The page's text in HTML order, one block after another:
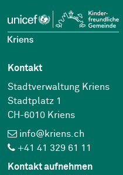
Kontakt
Stadtverwaltung Kriens
Stadtplatz 1
CH-6010 Kriens
info@kriens.ch
+41 41 329 61 11
Kontakt aufnehmen